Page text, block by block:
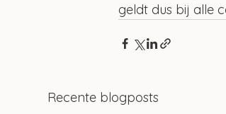
geldt dus bij alle
Recente blogposts